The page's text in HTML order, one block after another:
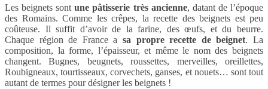
Les beignets sontune pâtisserie très ancienne, datant de l’époque
des Romains. Comme les crêpes, la recette des beignets est peu
coûteuse. Il suffit d’avoir de la farine, des œufs, et du beurre.
Chaque région de France a sa propre recette de beignet. La
composition, la forme, l’épaisseur, et même le nom des beignets
changent. Bugnes, beugnets, roussettes, merveilles, oreillettes,
Roubigneaux, tourtisseaux, corvechets, ganses, et nouets… sont tout
autant de termes pour désigner les beignets !